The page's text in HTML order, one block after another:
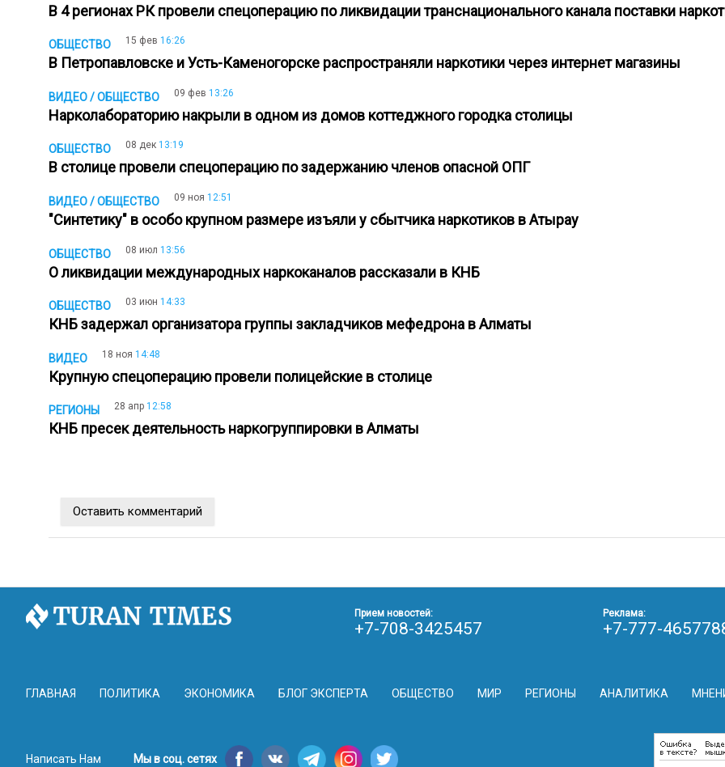
В 4 регионах РК провели спецоперацию по ликвидации транснационального канала поставки
ОБЩЕСТВО 15 фев 16:26
В Петропавловске и Усть-Каменогорске распространяли наркотики через интернет магазины
ВИДЕО / ОБЩЕСТВО 09 фев 13:26
Нарколабораторию накрыли в одном из домов коттеджного городка столицы
ОБЩЕСТВО 08 дек 13:19
В столице провели спецоперацию по задержанию членов опасной ОПГ
ВИДЕО / ОБЩЕСТВО 09 ноя 12:51
"Синтетику" в особо крупном размере изъяли у сбытчика наркотиков в Атырау
ОБЩЕСТВО 08 июл 13:56
О ликвидации международных наркоканалов рассказали в КНБ
ОБЩЕСТВО 03 июн 14:33
КНБ задержал организатора группы закладчиков мефедрона в Алматы
ВИДЕО 18 ноя 14:48
Крупную спецоперацию провели полицейские в столице
РЕГИОНЫ 28 апр 12:58
КНБ пресек деятельность наркогруппировки в Алматы
Оставить комментарий
ГЛАВНАЯ ПОЛИТИКА ЭКОНОМИКА БЛОГ ЭКСПЕРТА ОБЩЕСТВО МИР РЕГИОНЫ АНАЛИТИКА
Прием новостей:
+7-708-3425457
Реклама:
+7-777-
Написать Нам Мы в соц. сетях